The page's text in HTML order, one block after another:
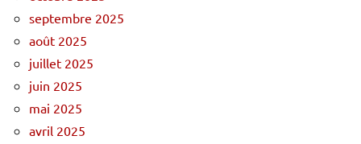
septembre 2025
août 2025
juillet 2025
juin 2025
mai 2025
avril 2025